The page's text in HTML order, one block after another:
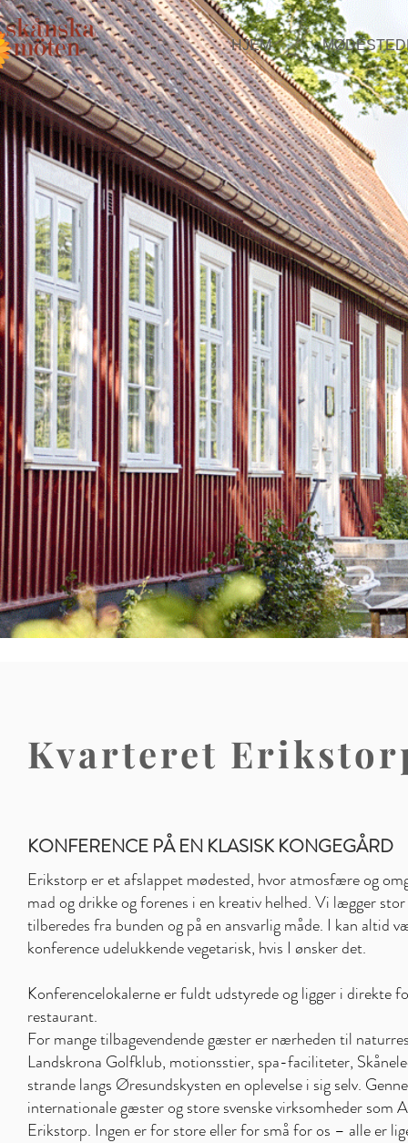
HJEM
Kvarteret
KONFERENCE PÅ EN KLASISK KONGEGÅRD
Erikstorp er et afslappet mødested, hvor atmosfære og
mad og drikke og forenes i en kreativ helhed. Vi lægger
tilberedes fra bunden og på en ansvarlig måde. I kan altid
konference udelukkende vegetarisk, hvis I ønsker det.
Konferencelokalerne er fuldt udstyrede og ligger i direkte
restaurant.
For mange tilbagevendende gæster er nærheden til
Landskrona Golfklub, motionsstier, spa-faciliteter,
strande langs Øresundskysten en oplevelse i sig selv.
internationale gæster og store svenske virksomheder som
Erikstorp. Ingen er for store eller for små for os – alle er